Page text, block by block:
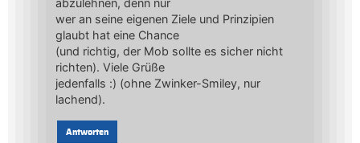
abzulehnen, denn nur
wer an seine eigenen Ziele und Prinzipien
glaubt hat eine Chance
(und richtig, der Mob sollte es sicher nicht
richten). Viele Grüße
jedenfalls :) (ohne Zwinker-Smiley, nur
lachend).
Antworten